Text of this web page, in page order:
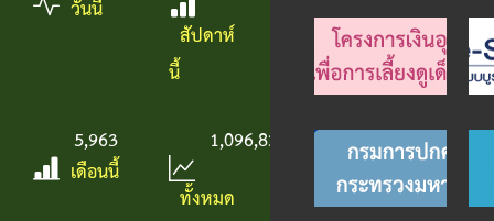
วันนี้
สัปดาห์
นี้
5,963
เดือนนี้
1,096,830
ทั้งหมด